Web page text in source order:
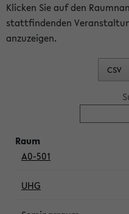
Klicken Sie auf den
stattfindenden
anzuzeigen.
CSV
A0-501
UHG